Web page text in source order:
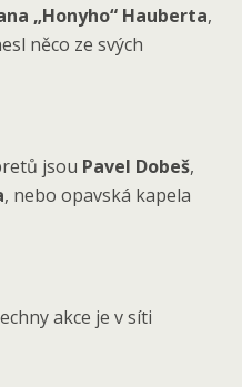
„Honyho“ Hauberta,
něco ze svých
jsou Pavel Dobeš,
, nebo opavská kapela
akce je v síti